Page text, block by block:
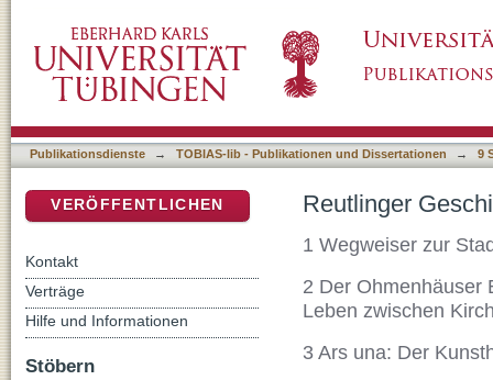
Publikationsdienste → TOBIAS-lib - Publikationen und Dissertationen → 9
Reutlinger
1 Wegweiser zur
2 Der Ohmenhäuser
Leben zwischen
3 Ars una: Der
VERÖFFENTLICHEN
Kontakt
Verträge
Hilfe und Informationen
Stöbern